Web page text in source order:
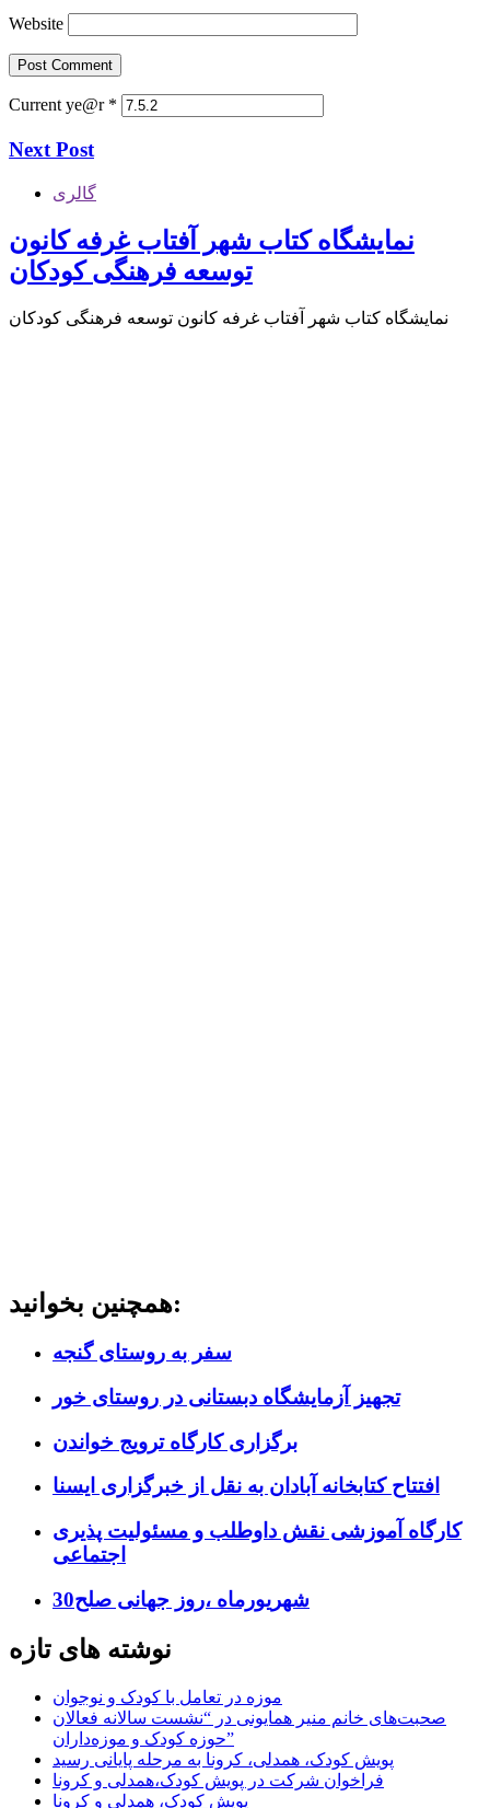
Website
Current ye@r *
Next Post
گالری
نمایشگاه کتاب شهر آفتاب غرفه کانون
توسعه فرهنگی کودکان
نمایشگاه کتاب شهر آفتاب غرفه کانون توسعه فرهنگی کودکان
همچنین بخوانید:
سفر به روستای گنجه
تجهیز آزمایشگاه دبستانی در روستای خور
برگزاری کارگاه ترویج خواندن
افتتاح کتابخانه آبادان به نقل از خبرگزاری ایسنا
کارگاه آموزشی نقش داوطلب و مسئولیت پذیری
اجتماعی
30شهریورماه ،روز جهانی صلح
نوشته های تازه
موزه در تعامل با کودک و نوجوان
صحبت‌های خانم منیر همایونی در “نشست سالانه فعالان
حوزه کودک و موزه‌داران”
پویش کودک، همدلی، کرونا به مرحله پایانی رسید
فراخوان شرکت در پویش کودک،همدلی و کرونا
پویش کودک، همدلی و کرونا